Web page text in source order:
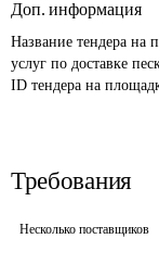
Доп. информация
Название тендера на
услуг по доставке
ID тендера на
Требования
Несколько поставщиков